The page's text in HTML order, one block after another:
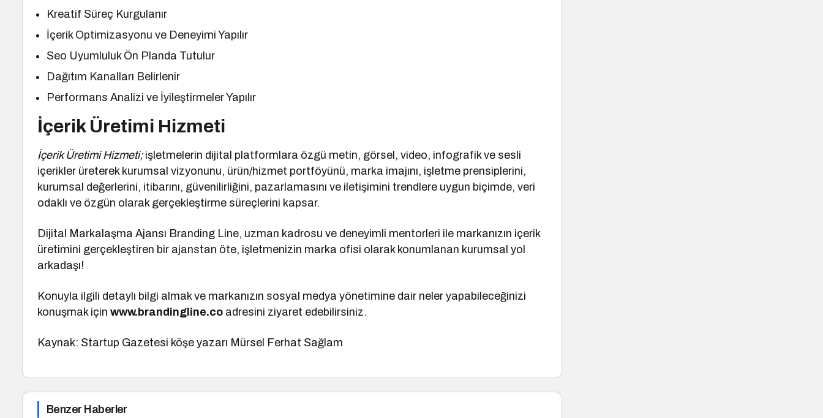
Kreatif Süreç Kurgulanır
İçerik Optimizasyonu ve Deneyimi Yapılır
Seo Uyumluluk Ön Planda Tutulur
Dağıtım Kanalları Belirlenir
Performans Analizi ve İyileştirmeler Yapılır
İçerik Üretimi Hizmeti
İçerik Üretimi Hizmeti;işletmelerin dijital platformlara özgü metin, görsel, video, infografik ve sesli
içerikler üreterek kurumsal vizyonunu, ürün/hizmet portföyünü, marka imajını, işletme prensiplerini,
kurumsal değerlerini, itibarını, güvenilirliğini, pazarlamasını ve iletişimini trendlere uygun biçimde, veri
odaklı ve özgün olarak gerçekleştirme süreçlerini kapsar.
Dijital Markalaşma Ajansı Branding Line, uzman kadrosu ve deneyimli mentorleri ile markanızın içerik
üretimini gerçekleştiren bir ajanstan öte, işletmenizin marka ofisi olarak konumlanan kurumsal yol
arkadaşı!
Konuyla ilgili detaylı bilgi almak ve markanızın sosyal medya yönetimine dair neler yapabileceğinizi
konuşmak içinwww.brandingline.co adresini ziyaret edebilirsiniz.
Kaynak: Startup Gazetesi köşe yazarı Mürsel Ferhat Sağlam
Benzer Haberler